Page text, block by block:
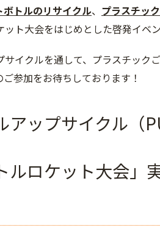
ボトルのリサイクル、 プラスチッ
ト大会をはじめとした啓発イベン
イクルを通して、プラスチック
参加をお待ちしております！
ップサイクル（
ルロケット大会」